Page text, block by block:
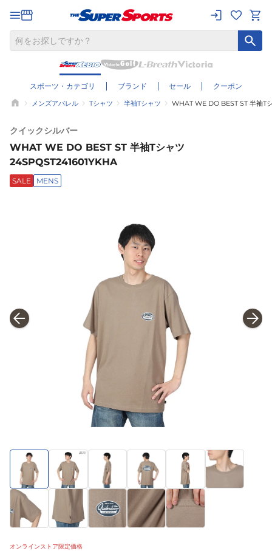
スポーツ・カテゴリ ブランド セール クーポン
メンズアパレル Tシャツ 半袖Tシャツ WHAT WE DO BEST ST 半袖T
クイックシルバー
WHAT WE DO BEST ST 半袖Tシャツ
24SPQST241601YKHA
SALE MENS
オンラインストア限定価格